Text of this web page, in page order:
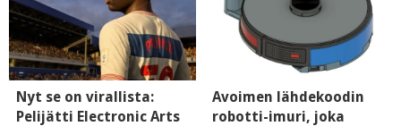
Nyt se on virallista:
Pelijätti Electronic Arts
Avoimen lähdekoodin
robotti-imuri, joka